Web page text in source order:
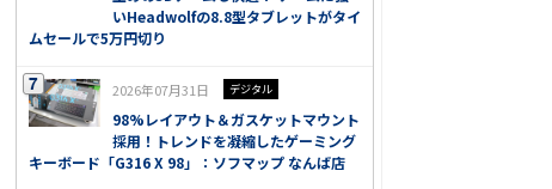
いHeadwolfの8.8型タブレットがタイ
ムセールで5万円切り
2026年07月31日 デジタル
98%レイアウト＆ガスケットマウント
採用！トレンドを凝縮したゲーミング
キーボード「G316 X 98」：ソフマップ なんば店